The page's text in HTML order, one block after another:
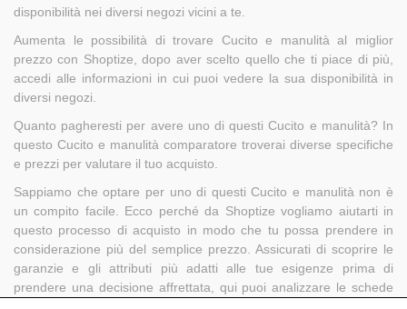
disponibilità nei diversi negozi vicini a te.
Aumenta le possibilità di trovare Cucito e manulità al miglior
prezzo con Shoptize, dopo aver scelto quello che ti piace di più,
accedi alle informazioni in cui puoi vedere la sua disponibilità in
diversi negozi.
Quanto pagheresti per avere uno di questi Cucito e manulità? In
questo Cucito e manulità comparatore troverai diverse specifiche
e prezzi per valutare il tuo acquisto.
Sappiamo che optare per uno di questi Cucito e manulità non è
un compito facile. Ecco perché da Shoptize vogliamo aiutarti in
questo processo di acquisto in modo che tu possa prendere in
considerazione più del semplice prezzo. Assicurati di scoprire le
garanzie e gli attributi più adatti alle tue esigenze prima di
prendere una decisione affrettata, qui puoi analizzare le schede